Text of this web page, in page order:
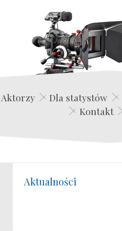
Aktorzy Dla statystów
Kontakt
Aktualności